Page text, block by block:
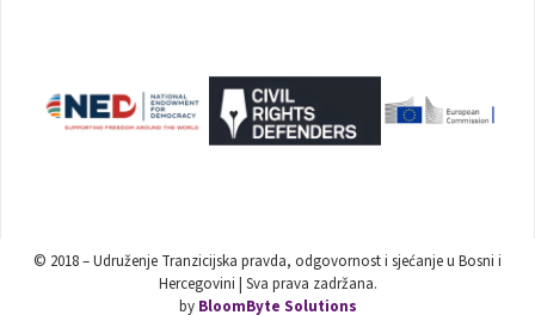
© 2018 – Udruženje Tranzicijska pravda, odgovornost i sjećanje u Bosni i
Hercegovini | Sva prava zadržana.
by BloomByte Solutions